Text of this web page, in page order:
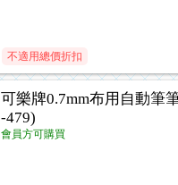
不適用總價折扣
可樂牌0.7mm布用自動筆
-479)
會員方可購買